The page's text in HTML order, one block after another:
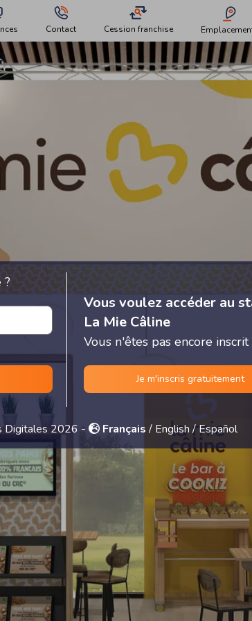
Contact Cession franchise
?
Vous voulez accéder au
La Mie Câline
Vous n'êtes pas encore inscrit
Je m'inscris gratuitement
Digitales 2026 - Français / English /Español